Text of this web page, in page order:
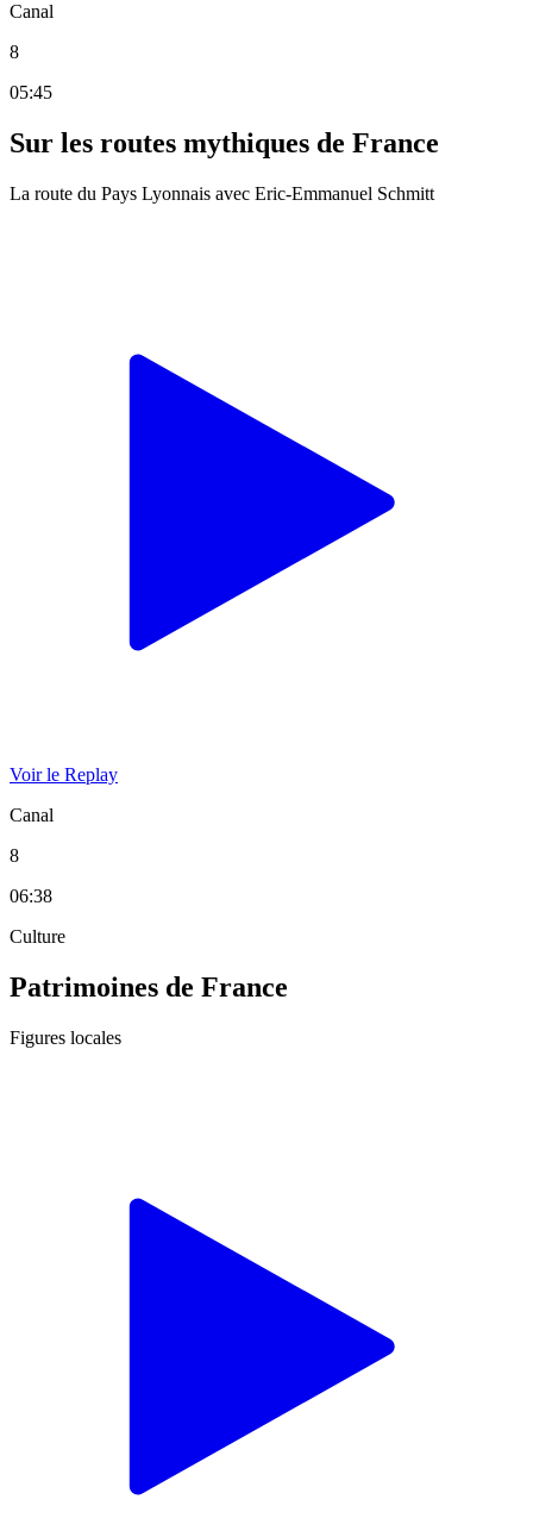
Canal
8
05:45
Sur les routes mythiques de France
La route du Pays Lyonnais avec Eric-Emmanuel Schmitt
Voir le Replay
Canal
8
06:38
Culture
Patrimoines de France
Figures locales